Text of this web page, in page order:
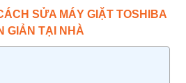
SỬA MÁY GIẶT TOSHIBA
GIẢN TẠI NHÀ